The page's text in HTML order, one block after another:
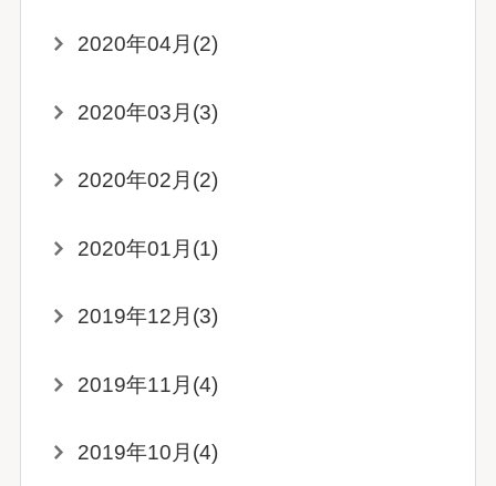
2020年04月(2)
2020年03月(3)
2020年02月(2)
2020年01月(1)
2019年12月(3)
2019年11月(4)
2019年10月(4)